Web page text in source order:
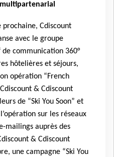
prochaine, Cdiscount
avec le groupe
communication 360°
hôtelières et séjours,
opération “French
Cdiscount & Cdiscount
de “Ski You Soon” et
sur les réseaux
mailings auprès des
& Cdiscount
une campagne “Ski You